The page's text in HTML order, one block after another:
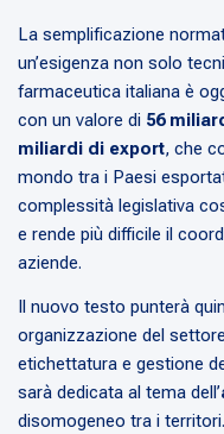
La semplificazione
un’esigenza non solo
farmaceutica italiana è
con un valore di 56
miliardi di export, che
mondo tra i Paesi
complessità legislativa
e rende più difficile il
aziende.
Il nuovo testo punterà
organizzazione del
etichettatura e gestione
sarà dedicata al tema dell’
disomogeneo tra i territori.